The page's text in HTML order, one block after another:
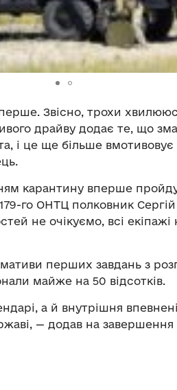
Звісно, трохи
драйву додає те, що
і це ще більше
карантину вперше
го ОНТЦ полковник
не очікуємо, всі екіпажі
перших завдань з
майже на 50 відсотків.
а й внутрішня
— додав на